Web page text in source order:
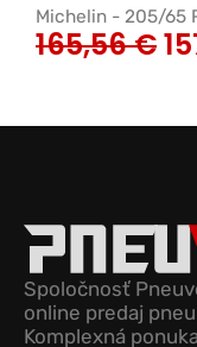
Michelin - 205/65
165,56€
Spoločnosť
online predaj
Komplexná